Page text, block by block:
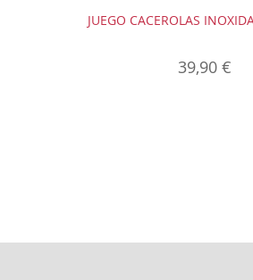
JUEGO CACEROLAS
39,90 €